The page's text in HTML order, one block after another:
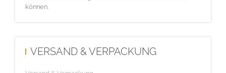
können.
VERSAND & VERPACKUNG